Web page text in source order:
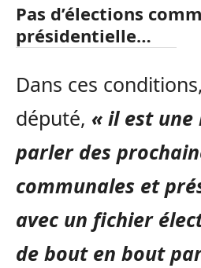
Pas d’élections
présidentielle…
Dans ces
député, « il est une
parler des
communales et
avec un fichier
de bout en bout